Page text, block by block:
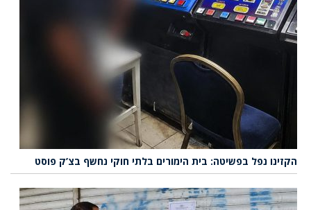
הקזינו נפל בפשיטה: בית הימורים בלתי חוקי נחשף בצ’ק פוסט